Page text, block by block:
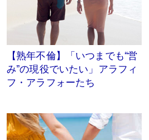
【熟年不倫】「いつまでも“営
み”の現役でいたい」アラフィ
フ・​アラフォーたち